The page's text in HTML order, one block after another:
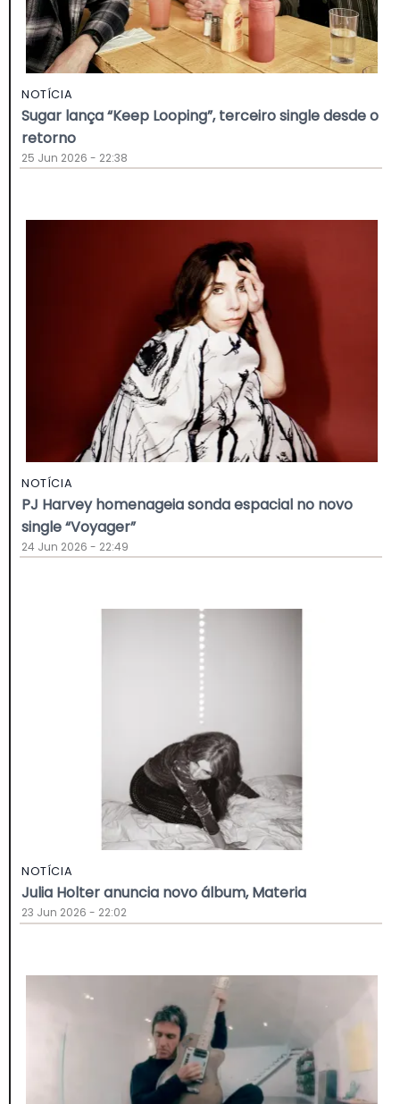
NOTÍCIA
Sugar lança “Keep Looping”, terceiro single desde o
retorno
25 Jun 2026 - 22:38
NOTÍCIA
PJ Harvey homenageia sonda espacial no novo
single “Voyager”
24 Jun 2026 - 22:49
NOTÍCIA
Julia Holter anuncia novo álbum, Materia
23 Jun 2026 - 22:02